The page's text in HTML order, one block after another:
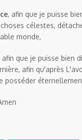
, afin que je puisse
célestes,
monde,
afin que je puisse bien
afin qu'après
posséder